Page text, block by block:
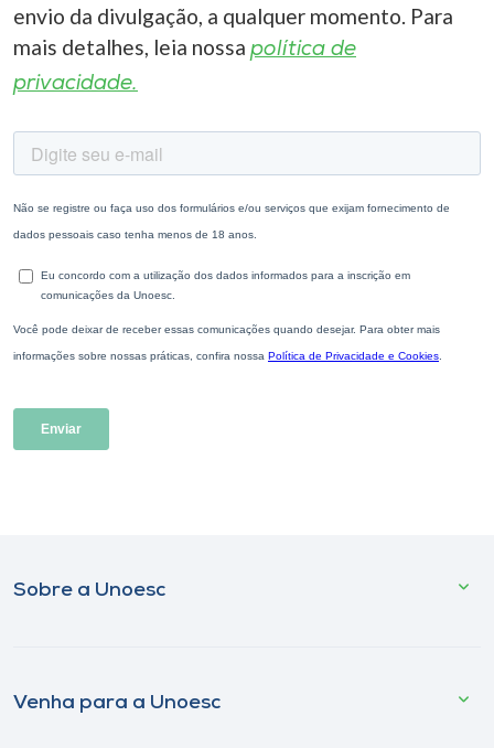
envio da divulgação, a qualquer momento. Para
mais detalhes, leia nossa política de
privacidade.
Sobre a Unoesc
Venha para a Unoesc